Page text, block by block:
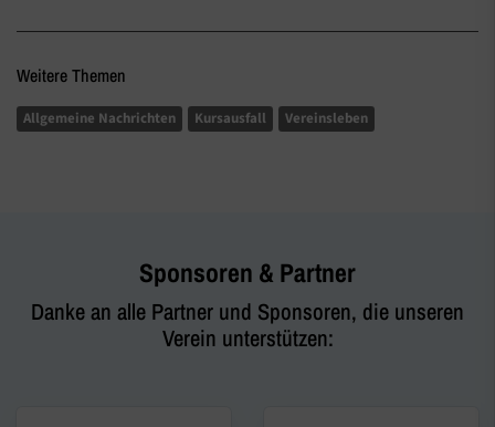
Weitere Themen
Allgemeine Nachrichten Kursausfall Vereinsleben
Sponsoren & Partner
Danke an alle Partner und Sponsoren, die unseren
Verein unterstützen: